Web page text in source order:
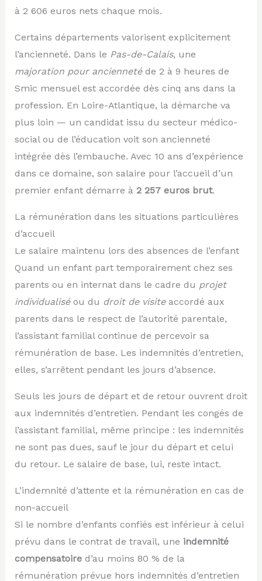
à 2 606 euros nets chaque mois.
Certains départements valorisent explicitement
l’ancienneté. Dans le Pas-de-Calais, une
majoration pour anciennetéde 2 à 9 heures de
Smic mensuel est accordée dès cinq ans dans la
profession. En Loire-Atlantique, la démarche va
plus loin — un candidat issu du secteur médico-
social ou de l’éducation voit son ancienneté
intégrée dès l’embauche. Avec 10 ans d’expérience
dans ce domaine, son salaire pour l’accueil d’un
premier enfant démarre à 2 257 euros brut.
La rémunération dans les situations particulières
d’accueil
Le salaire maintenu lors des absences de l’enfant
Quand un enfant part temporairement chez ses
parents ou en internat dans le cadre du projet
individualiséou du droit de visiteaccordé aux
parents dans le respect de l’autorité parentale,
l’assistant familial continue de percevoir sa
rémunération de base. Les indemnités d’entretien,
elles, s’arrêtent pendant les jours d’absence.
Seuls les jours de départ et de retour ouvrent droit
aux indemnités d’entretien. Pendant les congés de
l’assistant familial, même principe : les indemnités
ne sont pas dues, sauf le jour du départ et celui
du retour. Le salaire de base, lui, reste intact.
L’indemnité d’attente et la rémunération en cas de
non-accueil
Si le nombre d’enfants confiés est inférieur à celui
prévu dans le contrat de travail, une indemnité
compensatoired’au moins 80 % de la
rémunération prévue hors indemnités d’entretien